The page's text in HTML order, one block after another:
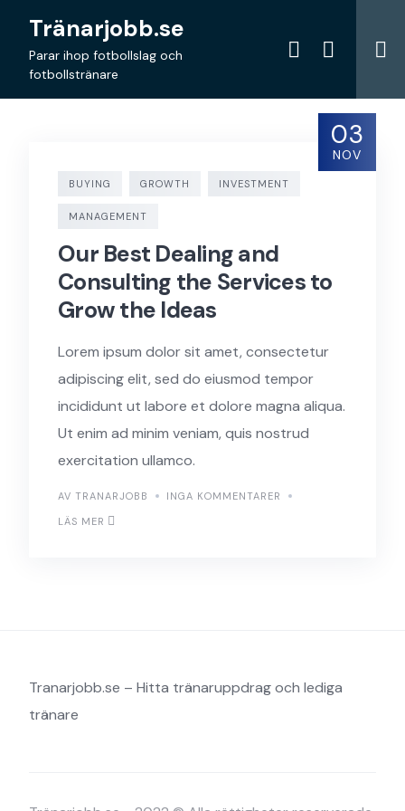
content
Tränarjobb.se
Parar ihop fotbollslag och
fotbollstränare
03
NOV
BUYING GROWTH INVESTMENT
MANAGEMENT
Our Best Dealing and
Consulting the Services to
Grow the Ideas
Lorem ipsum dolor sit amet, consectetur
adipiscing elit, sed do eiusmod tempor
incididunt ut labore et dolore magna aliqua.
Ut enim ad minim veniam, quis nostrud
exercitation ullamco.
AV TRANARJOBB
INGA KOMMENTARER
LÄS MER
Tranarjobb.se – Hitta tränaruppdrag och lediga
tränare